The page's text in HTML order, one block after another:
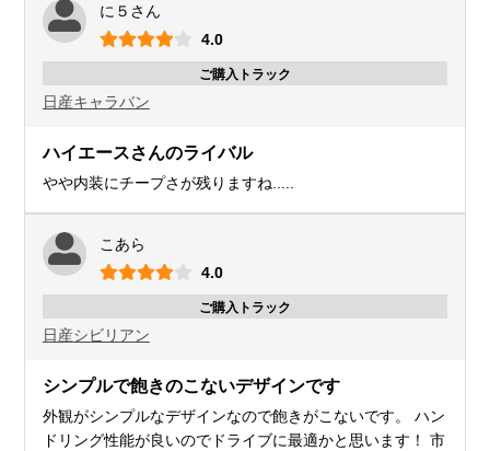
に５さん
4.0
ご購入トラック
日産キャラバン
ハイエースさんのライバル
やや内装にチープさが残りますね.....
こあら
4.0
ご購入トラック
日産シビリアン
シンプルで飽きのこないデザインです
外観がシンプルなデザインなので飽きがこないです。 ハン
ドリング性能が良いのでドライブに最適かと思います！ 市